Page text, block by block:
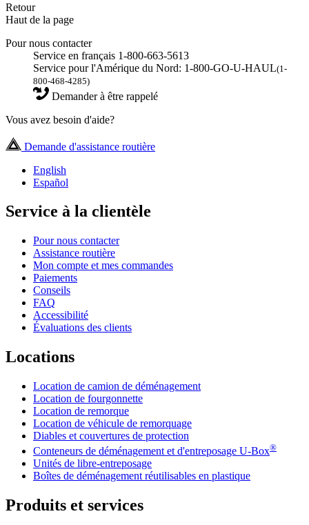
Retour
Haut de la page
Pour nous contacter
Service en français 1-800-663-5613
Service pour l'Amérique du Nord: 1-800-GO-U-HAUL(1-
800-468-4285)
Demander à être rappelé
Vous avez besoin d'aide?
Demande d'assistance routière
English
Español
Service à la clientèle
Pour nous contacter
Assistance routière
Mon compte et mes commandes
Paiements
Conseils
FAQ
Accessibilité
Évaluations des clients
Locations
Location de camion de déménagement
Location de fourgonnette
Location de remorque
Location de véhicule de remorquage
Diables et couvertures de protection
Conteneurs de déménagement et d'entreposage U-Box®
Unités de libre-entreposage
Boîtes de déménagement réutilisables en plastique
Produits et services